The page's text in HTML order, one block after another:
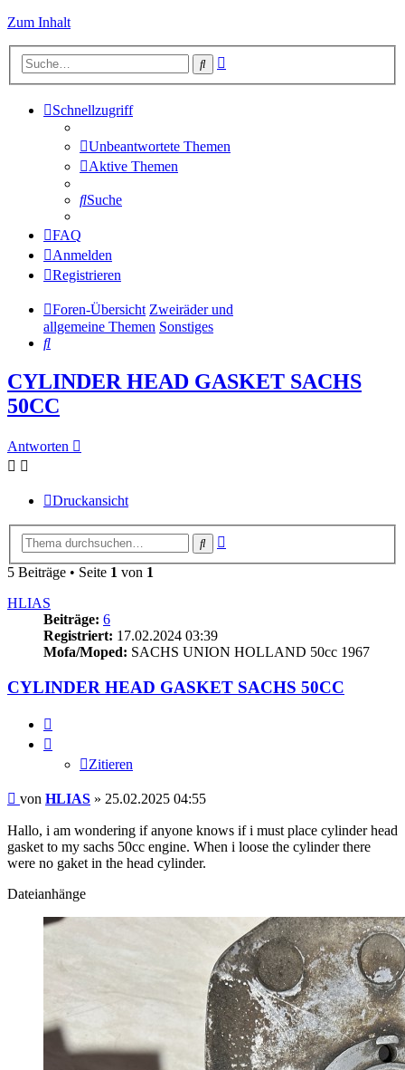
Zum Inhalt
Suche
Schnellzugriff
Unbeantwortete Themen
Aktive Themen
Suche
FAQ
Anmelden
Registrieren
Foren-Übersicht Zweiräder und
allgemeine Themen Sonstiges
Suche
CYLINDER HEAD GASKET SACHS
50CC
Antworten
Druckansicht
Suche
5 Beiträge • Seite 1 von 1
HLIAS
Beiträge: 6
Registriert: 17.02.2024 03:39
Mofa/Moped: SACHS UNION HOLLAND 50cc 1967
CYLINDER HEAD GASKET SACHS 50CC
Zitieren
Beitrag
von HLIAS » 25.02.2025 04:55
Hallo, i am wondering if anyone knows if i must place cylinder head
gasket to my sachs 50cc engine. When i loose the cylinder there
were no gaket in the head cylinder.
Dateianhänge